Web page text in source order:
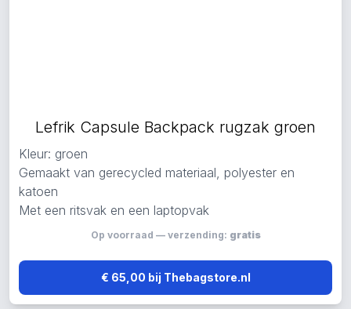
Lefrik Capsule Backpack rugzak groen
Kleur: groen
Gemaakt van gerecycled materiaal, polyester en
katoen
Met een ritsvak en een laptopvak
Op voorraad — verzending: gratis
€ 65,00 bij Thebagstore.nl